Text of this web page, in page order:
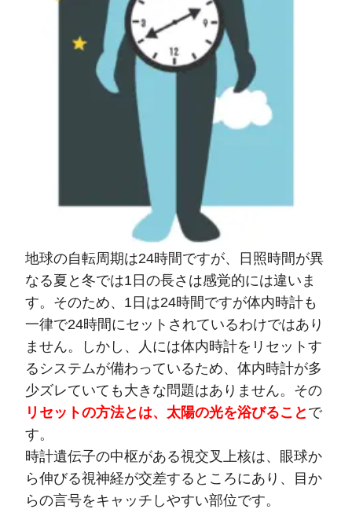
地球の自転周期は24時間ですが、日照時間が異
なる夏と冬では1日の長さは感覚的には違いま
す。そのため、1日は24時間ですが体内時計も
一律で24時間にセットされているわけではあり
ません。しかし、人には体内時計をリセットす
るシステムが備わっているため、体内時計が多
少ズレていても大きな問題はありません。その
リセットの方法とは、太陽の光を浴びること で
す。
時計遺伝子の中枢がある視交叉上核は、眼球か
ら伸びる視神経が交差するところにあり、目か
らの言号をキャッチしやすい部位です。